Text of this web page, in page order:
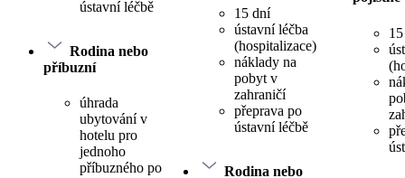
ústavní léčbě
Rodina nebo
příbuzní
úhrada
ubytování v
hotelu pro
jednoho
příbuzného po
15 dní
ústavní léčba
(hospitalizace)
náklady na
pobyt v
zahraničí
přeprava po
ústavní léčbě
Rodina nebo